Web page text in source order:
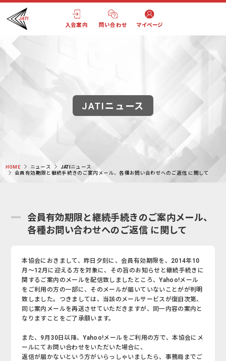
入会案内 問い合わせ マイページ
JATIニュース
HOME ニュース
JATIニュース
会員有効期限と継続手続きのご案内メール、各種お問い合わせへのご返信 に関して
会員有効期限と継続手続きのご案内メール、
各種お問い合わせへのご返信 に関して
本協会におきまして、昨日夕刻に、会員有効期限を、2014年10
月～12月に迎える方を対象に、その旨のお知らせと継続手続きに
関するご案内のメールを配信致しましたところ、Yahoo!メール
をご利用の方の一部に、そのメールが届いていないことがが判明
致しました。つきましては、当該のメールサービスが復旧次第、
同じ案内メールを再送させていただきますが、同一内容の案内と
なりますことをご了承願います。
また、9月30日以降、Yahoo!メールをご利用の方で、本協会にメ
ールにてお問い合わせをいただいた場合に、
返信が届かないという方がいらっしゃいましたら、事務局までご